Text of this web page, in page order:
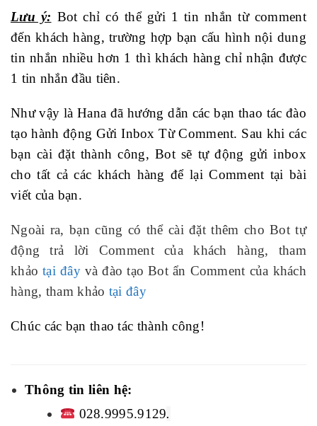
Lưu ý: Bot chỉ có thể gửi 1 tin nhắn từ comment
đến khách hàng, trường hợp bạn cấu hình nội dung
tin nhắn nhiều hơn 1 thì khách hàng chỉ nhận được
1 tin nhắn đầu tiên.
Như vậy là Hana đã hướng dẫn các bạn thao tác đào
tạo hành động Gửi Inbox Từ Comment. Sau khi các
bạn cài đặt thành công, Bot sẽ tự động gửi inbox
cho tất cả các khách hàng để lại Comment tại bài
viết của bạn.
Ngoài ra, bạn cũng có thể cài đặt thêm cho Bot tự
động trả lời Comment của khách hàng, tham
khảotại đâyvà đào tạo Bot ẩn Comment của khách
hàng, tham khảo tại đây
Chúc các bạn thao tác thành công!
Thông tin liên hệ:
028.9995.9129.